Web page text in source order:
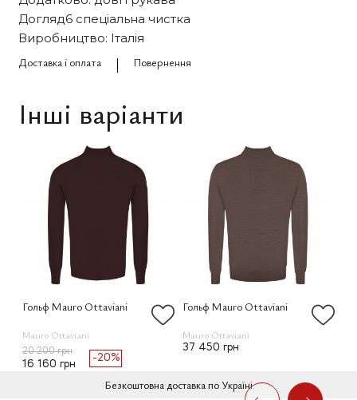
Догляд6 спеціальна чистка
Виробництво: Італія
Доставка і оплата
Повернення
Інші варіанти
Гольф Mauro Ottaviani
Mauro Ottaviani
20 200 грн
16 160 грн
-20%
Гольф Mauro Ottaviani
Mauro Ottaviani
37 450 грн
Безкоштовна доставка по Україні